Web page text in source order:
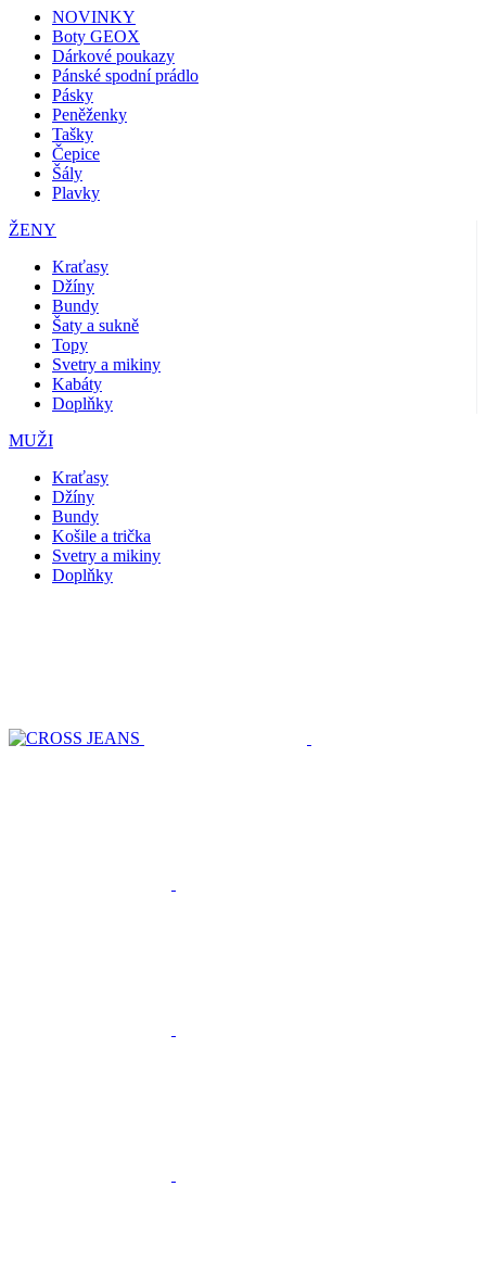
NOVINKY
Boty GEOX
Dárkové poukazy
Pánské spodní prádlo
Pásky
Peněženky
Tašky
Čepice
Šály
Plavky
ŽENY
Kraťasy
Džíny
Bundy
Šaty a sukně
Topy
Svetry a mikiny
Kabáty
Doplňky
MUŽI
Kraťasy
Džíny
Bundy
Košile a trička
Svetry a mikiny
Doplňky